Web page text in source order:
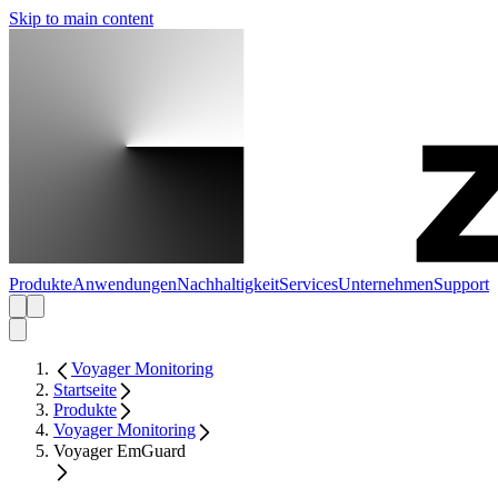
Skip to main content
ProdukteAnwendungenNachhaltigkeitServicesUnternehmenSupport
Voyager Monitoring
Startseite
Produkte
Voyager Monitoring
Voyager EmGuard